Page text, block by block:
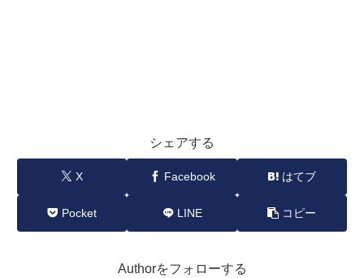
シェアする
X Facebook はてブ
Pocket LINE コピー
Authorをフォローする